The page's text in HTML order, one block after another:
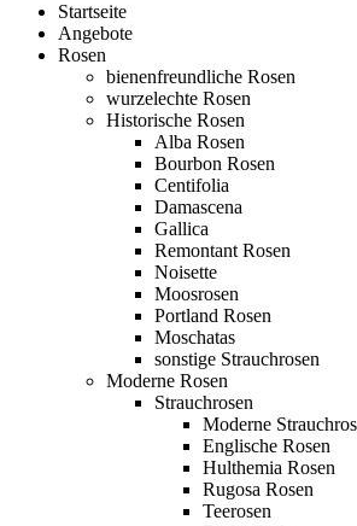
Startseite
Angebote
Rosen
bienenfreundliche Rosen
wurzelechte Rosen
Historische Rosen
Alba Rosen
Bourbon Rosen
Centifolia
Damascena
Gallica
Remontant Rosen
Noisette
Moosrosen
Portland Rosen
Moschatas
sonstige Strauchrosen
Moderne Rosen
Strauchrosen
Moderne
Englische Rosen
Hulthemia Rosen
Rugosa Rosen
Teerosen